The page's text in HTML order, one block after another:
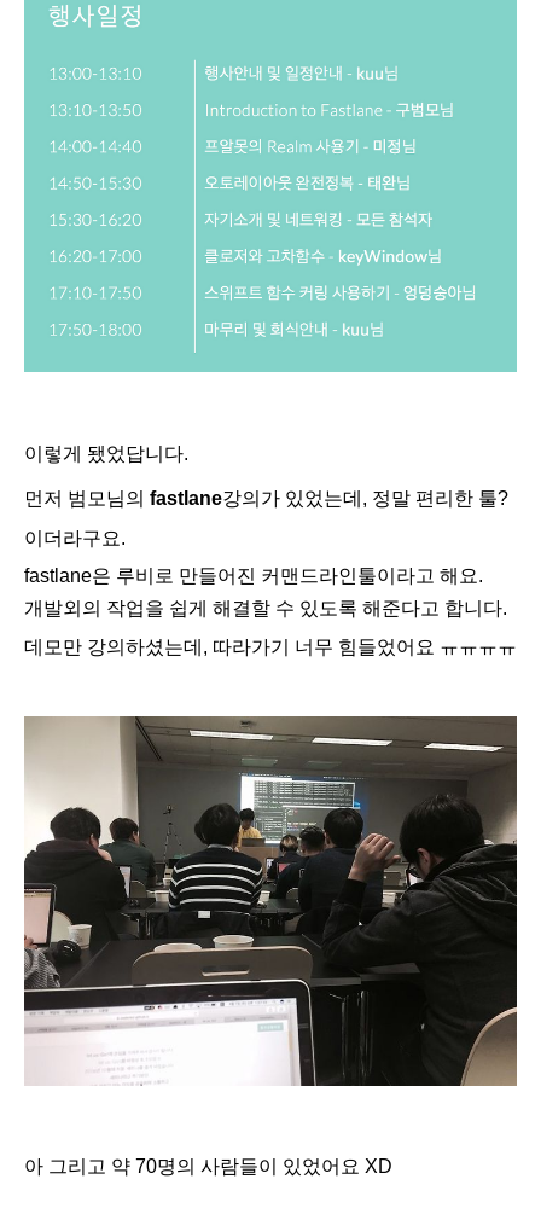
이렇게 됐었답니다.
먼저 범모님의 fastlane강의가 있었는데, 정말 편리한 툴?
이더라구요.
fastlane은 루비로 만들어진 커맨드라인툴이라고 해요.
개발외의 작업을 쉽게 해결할 수 있도록 해준다고 합니다.
데모만 강의하셨는데, 따라가기 너무 힘들었어요 ㅠㅠㅠㅠ
아 그리고 약 70명의 사람들이 있었어요 XD